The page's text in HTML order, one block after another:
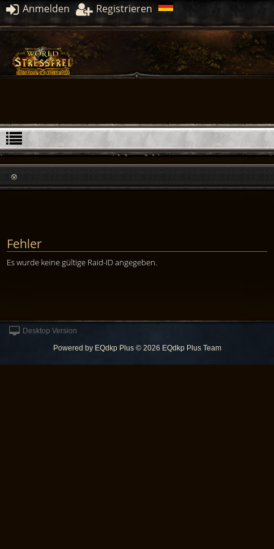
Anmelden Registrieren
Fehler
Es wurde keine gültige Raid-ID angegeben.
Desktop Version
Powered by EQdkp Plus© 2026 EQdkp Plus Team